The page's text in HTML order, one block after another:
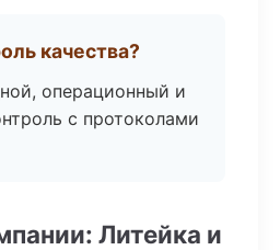
качества?
операционный и
с протоколами
Литейка и